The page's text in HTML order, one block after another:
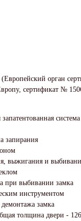
(Европейский орган
сертификат №
запирания
выжигания и
при выбивании замка
инструментом
замка
толщина двери -